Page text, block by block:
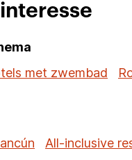
met zwembad
All-inclusive